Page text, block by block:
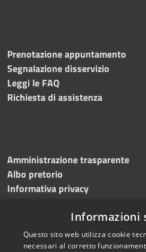
Prenotazione appuntamento
Segnalazione disservizio
Leggi le FAQ
Richiesta di assistenza
Amministrazione trasparente
Albo pretorio
Informativa privacy
Dichiarazione di accessibilità
Informazioni
Questo sito web utilizza cookie
necessari al corretto